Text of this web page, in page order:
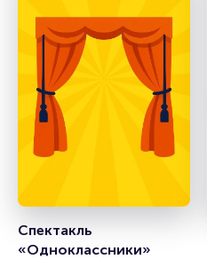
Спектакль
«Одноклассники»